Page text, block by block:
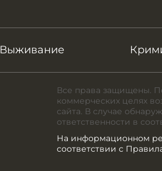
Выживание
Все права защищены.
коммерческих целях
сайта. В случае
ответственности в
На информационном
соответствии с